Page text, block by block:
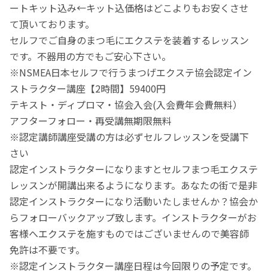
ートキット込み←キット込価格はどこよりもお安くさせ
て頂いております。
セルフでご自身のまつ毛にエクステを装着するレッスン
です。不器用の方でもご安心下さい。
※NSMEA日本セルフで行うまつげエクステ協会認定イン
ストラクター講座【2時間】59400円
テキスト・ディプロマ・協会入会(入会費年会費無料）
アフターフォロー・再受講無期限無料
※認定講師講座受講の方は必ずセルフレッスンを受講下
さい
認定インストラクターになりますとセルフまつ毛エクステ
レッスンが開講出来るようになります。あなたの街で是非
認定インストラクターになり活動いたしませんか？協会か
らフォローバックアップ致します。インストラクターがお
客様へエクステを施すものではございませんので美容師
免許は不要です。
※認定インストラクター講座日程は今回限りの予定です。